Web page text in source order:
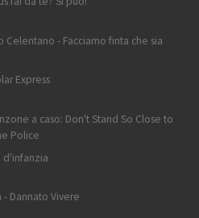
Celentano - Facciamo finta che sia
Express
a caso: Don't Stand So Close to
Police
d'infanzia
- Dannato Vivere